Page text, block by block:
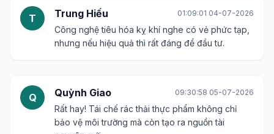
T Trung Hiếu 01:09:01 04-07-2026
Công nghệ tiêu hóa kỵ khí nghe có vẻ phức tạp,
nhưng nếu hiệu quả thì rất đáng để đầu tư.
Q Quỳnh Giao 09:30:58 05-07-2026
Rất hay! Tái chế rác thải thực phẩm không chỉ
bảo vệ môi trường mà còn tạo ra nguồn tài